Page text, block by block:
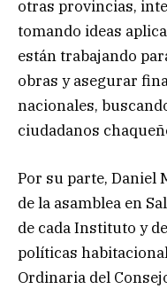
otras provincias,
tomando ideas
están trabajando
obras y asegurar
nacionales,
ciudadanos
Por su parte, Daniel
de la asamblea en
de cada Instituto y
políticas
Ordinaria del